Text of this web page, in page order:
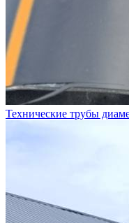
Технические трубы